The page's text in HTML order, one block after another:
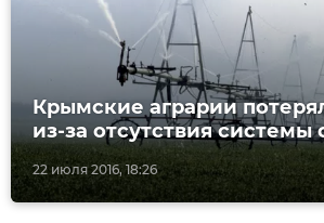
22 июля 2016, 18:26
Крымские аграрии
из-за отсутствия